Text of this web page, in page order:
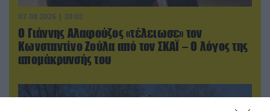
07.08.2026 | 20:02
Ο Γιάννης Αλαφούζος «τέλειωσε» τον
Κωνσταντίνο Ζούλα από τον ΣΚΑΪ – Ο λόγος της
απομάκρυνσής του